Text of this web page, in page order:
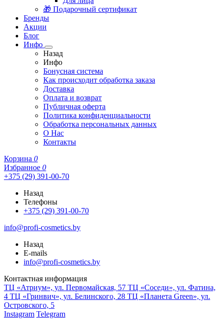
🎁 Подарочный сертификат
Бренды
Акции
Блог
Инфо
Назад
Инфо
Бонусная система
Как происходит обработка заказа
Доставка
Оплата и возврат
Публичная оферта
Политика конфиденциальности
Обработка персональных данных
О Нас
Контакты
Корзина 0
Избранное 0
+375 (29) 391-00-70
Назад
Телефоны
+375 (29) 391-00-70
info@profi-cosmetics.by
Назад
E-mails
info@profi-cosmetics.by
Контактная информация
ТЦ «Атриум», ул. Первомайская, 57 ТЦ «Соседи», ул. Фатина,
4 ТЦ «Гринвич», ул. Белинского, 28 ТЦ «Планета Green», ул.
Островского, 5
Instagram Telegram